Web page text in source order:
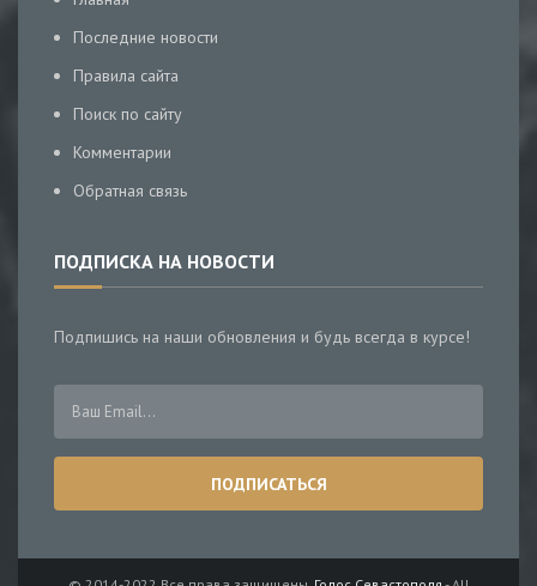
Последние новости
Правила сайта
Поиск по сайту
Комментарии
Обратная связь
ПОДПИСКА НА НОВОСТИ
Подпишись на наши обновления и будь всегда в курсе!